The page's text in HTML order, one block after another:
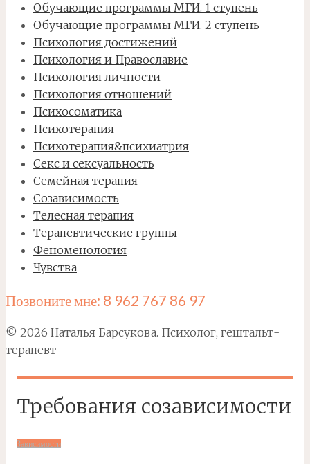
Обучающие программы МГИ. 1 ступень
Обучающие программы МГИ. 2 ступень
Психология достижений
Психология и Православие
Психология личности
Психология отношений
Психосоматика
Психотерапия
Психотерапия&психиатрия
Секс и сексуальность
Семейная терапия
Созависимость
Телесная терапия
Терапевтические группы
Феноменология
Чувства
Позвоните мне: 8 962 767 86 97
© 2026 Наталья Барсукова. Психолог, гештальт-
терапевт
Требования созависимости
Зависимости